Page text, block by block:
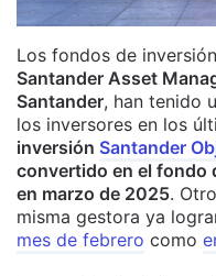
Los fondos de
Santander Asset
Santander, han tenido
los inversores en los
inversión Santander
convertido en el fondo
en marzo de 2025.
misma gestora ya
mes de febrero como